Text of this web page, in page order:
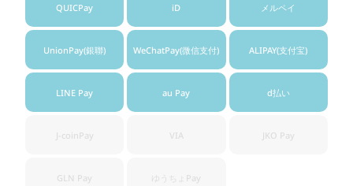
QUICPay iD メルペイ
UnionPay(銀聯) WeChatPay(微信支付) ALIPAY(支付宝)
LINE Pay au Pay d払い
J-coinPay VIA JKO Pay
GLN Pay ゆうちょ Pay